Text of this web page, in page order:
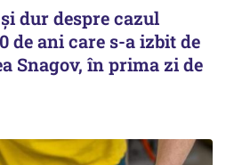
dur despre cazul
de ani care s-a izbit de
Snagov, în prima zi de